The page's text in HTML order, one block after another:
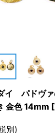
パドヴァ
金色 14mm [
別)